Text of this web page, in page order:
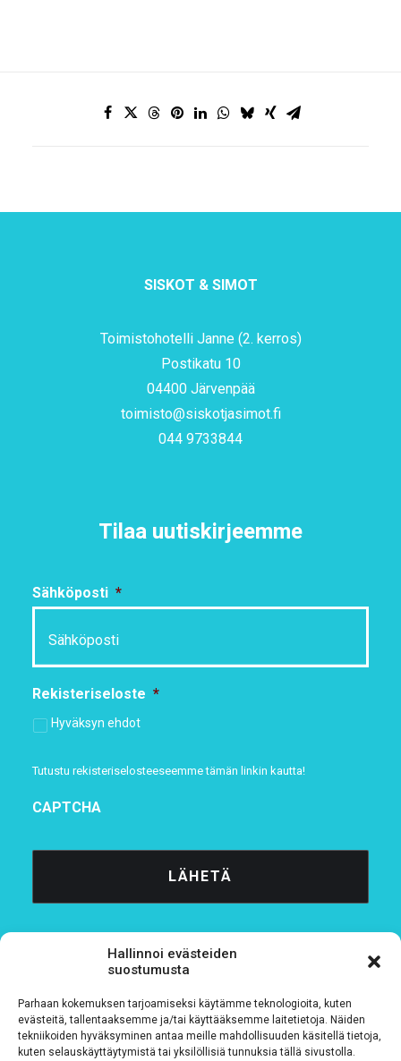
Hallinnoi evästeiden
suostumusta
Parhaan kokemuksen tarjoamiseksi käytämme teknologioita, kuten
evästeitä, tallentaaksemme ja/tai käyttääksemme laitetietoja. Näiden
tekniikoiden hyväksyminen antaa meille mahdollisuuden käsitellä tietoja,
kuten selauskäyttäytymistä tai yksilöllisiä tunnuksia tällä sivustolla.
SISKOT & SIMOT
Toimistohotelli Janne (2. kerros)
Postikatu 10
04400 Järvenpää
toimisto@siskotjasimot.fi
044 9733844
Tilaa uutiskirjeemme
Sähköposti *
Rekisteriseloste *
Hyväksyn ehdot
Tutustu rekisteriselosteeseemmetämän linkin kautta!
CAPTCHA
Tietosuojaseloste
Verkkolaskutustiedot